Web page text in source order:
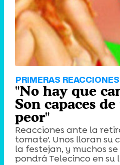
PRIMERAS REACCIONES
"No hay que
Son capaces
peor"
Reacciones ante la
tomate'. Unos lloran su
la festejan, y muchos
pondrá Telecinco en su